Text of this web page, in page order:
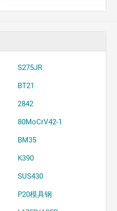
S275JR
BT21
2842
80MoCrV42-1
BM35
K390
SUS430
P20模具钢